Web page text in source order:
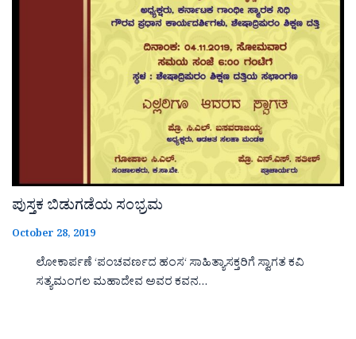
ಪುಸ್ತಕ ಬಿಡುಗಡೆಯ ಸಂಭ್ರಮ
October 28, 2019
ಲೋಕಾರ್ಪಣೆ ‘ಪಂಚವರ್ಣದ ಹಂಸ‘ ಸಾಹಿತ್ಯಾಸಕ್ತರಿಗೆ ಸ್ವಾಗತ ಕವಿ
ಸತ್ಯಮಂಗಲ ಮಹಾದೇವ ಅವರ ಕವನ…